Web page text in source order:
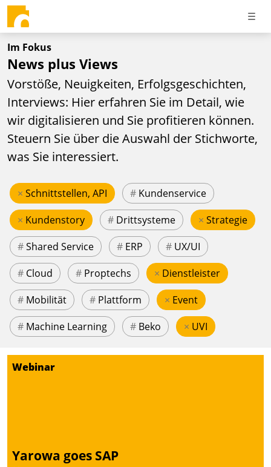
Im Fokus
News plus Views
Vorstöße, Neuigkeiten, Erfolgsgeschichten,
Interviews: Hier erfahren Sie im Detail, wie
wir digitalisieren und Sie profitieren können.
Steuern Sie über die Auswahl der Stichworte,
was Sie interessiert.
× Schnittstellen, API # Kundenservice
× Kundenstory # Drittsysteme × Strategie
#Shared Service # ERP # UX/UI
# Cloud # Proptechs × Dienstleister
# Mobilität # Plattform × Event
# Machine Learning # Beko × UVI
Webinar
Yarowa goes SAP